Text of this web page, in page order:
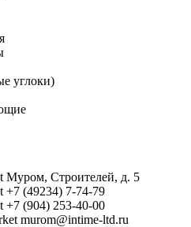
углоки)
Муром, Строителей, д. 5
+7 (49234) 7-74-79
+7 (904) 253-40-00
murom@intime-ltd.ru